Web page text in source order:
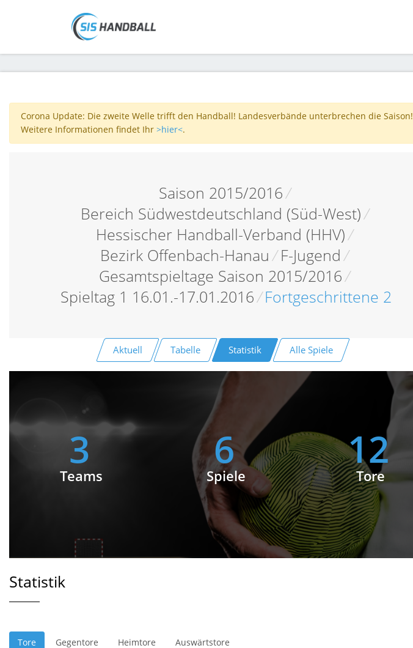
Corona Update: Die zweite Welle trifft den Handball! Landesverbände unterbrechen die Saison!
Weitere Informationen findet Ihr >hier<.
Saison 2015/2016/
Bereich Südwestdeutschland (Süd-West)/
Hessischer Handball-Verband (HHV)/
Bezirk Offenbach-Hanau / F-Jugend /
Gesamtspieltage Saison 2015/2016/
Spieltag 1 16.01.-17.01.2016/Fortgeschrittene 2
Aktuell Tabelle Statistik Alle Spiele
3
Teams
6
Spiele
12
Tore
Statistik
Tore Gegentore Heimtore Auswärtstore